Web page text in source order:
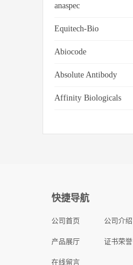
anaspec
Equitech-Bio
Abiocode
Absolute Antibody
Affinity Biologicals
快捷导航
公司首页 公司介绍
产品展厅 证书荣誉
在线留言